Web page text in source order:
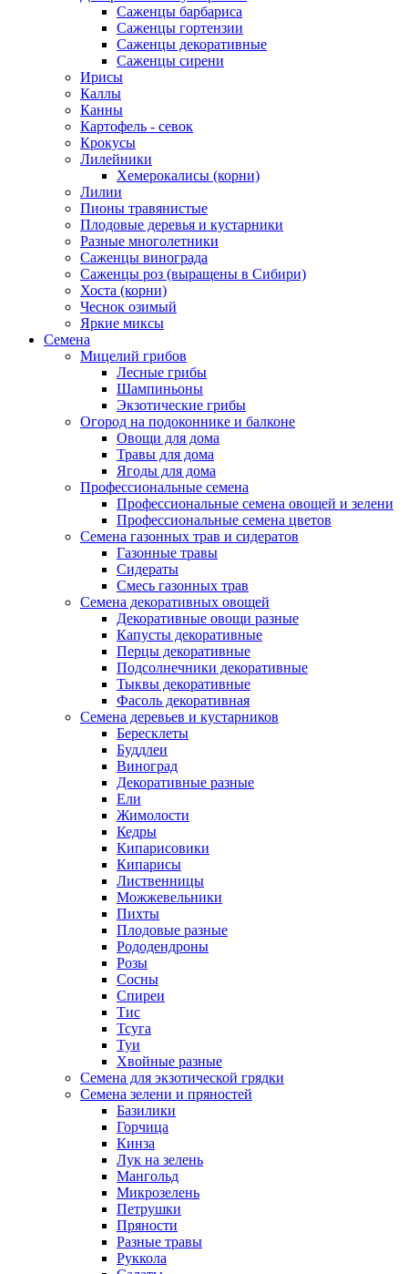
Саженцы барбариса
Саженцы гортензии
Саженцы декоративные
Саженцы сирени
Ирисы
Каллы
Канны
Картофель - севок
Крокусы
Лилейники
Хемерокалисы (корни)
Лилии
Пионы травянистые
Плодовые деревья и кустарники
Разные многолетники
Саженцы винограда
Саженцы роз (выращены в Сибири)
Хоста (корни)
Чеснок озимый
Яркие миксы
Семена
Мицелий грибов
Лесные грибы
Шампиньоны
Экзотические грибы
Огород на подоконнике и балконе
Овощи для дома
Травы для дома
Ягоды для дома
Профессиональные семена
Профессиональные семена овощей и зелени
Профессиональные семена цветов
Семена газонных трав и сидератов
Газонные травы
Сидераты
Смесь газонных трав
Семена декоративных овощей
Декоративные овощи разные
Капусты декоративные
Перцы декоративные
Подсолнечники декоративные
Тыквы декоративные
Фасоль декоративная
Семена деревьев и кустарников
Бересклеты
Буддлеи
Виноград
Декоративные разные
Ели
Жимолости
Кедры
Кипарисовики
Кипарисы
Лиственницы
Можжевельники
Пихты
Плодовые разные
Рододендроны
Розы
Сосны
Спиреи
Тис
Тсуга
Туи
Хвойные разные
Семена для экзотической грядки
Семена зелени и пряностей
Базилики
Горчица
Кинза
Лук на зелень
Мангольд
Микрозелень
Петрушки
Пряности
Разные травы
Руккола